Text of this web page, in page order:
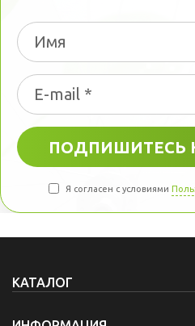
Я согласен с условиями
КАТАЛОГ